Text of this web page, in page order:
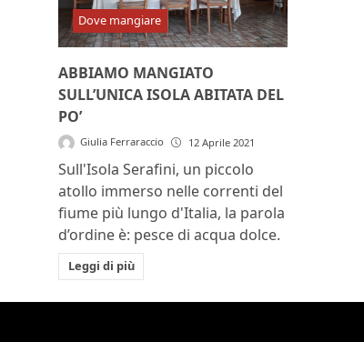
Dove mangiare
ABBIAMO MANGIATO
SULL’UNICA ISOLA ABITATA DEL
PO’
Giulia Ferraraccio 12 Aprile 2021
Sull'Isola Serafini, un piccolo
atollo immerso nelle correnti del
fiume più lungo d'Italia, la parola
d’ordine è: pesce di acqua dolce.
Leggi di più